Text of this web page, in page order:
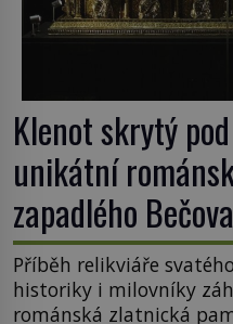
Klenot skrytý
unikátní
zapadlého
Příběh relikviáře
historiky i milovníky
románská zlatnická